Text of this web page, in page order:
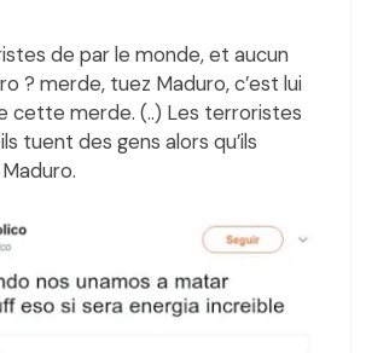
de par le monde, et aucun
? merde, tuez Maduro, c’est lui
cette merde. (..) Les terroristes
tuent des gens alors qu’ils